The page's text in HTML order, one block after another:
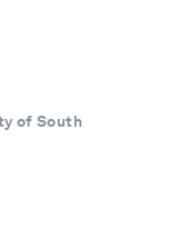
of South